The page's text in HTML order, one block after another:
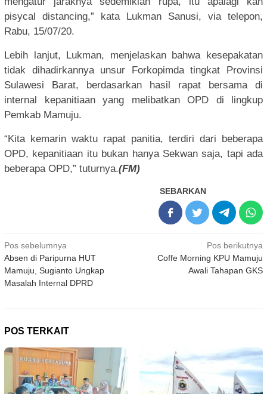
pisycal distancing,” kata Lukman Sanusi, via telepon,
Rabu, 15/07/20.
Lebih lanjut, Lukman, menjelaskan bahwa kesepakatan
tidak dihadirkannya unsur Forkopimda tingkat Provinsi
Sulawesi Barat, berdasarkan hasil rapat bersama di
internal kepanitiaan yang melibatkan OPD di lingkup
Pemkab Mamuju.
“Kita kemarin waktu rapat panitia, terdiri dari beberapa
OPD, kepanitiaan itu bukan hanya Sekwan saja, tapi ada
beberapa OPD,” tuturnya.(FM)
SEBARKAN
Navigasi
pos
Pos sebelumnya
Absen di Paripurna HUT
Mamuju, Sugianto Ungkap
Masalah Internal DPRD
Pos berikutnya
Coffe Morning KPU Mamuju
Awali Tahapan GKS
POS TERKAIT